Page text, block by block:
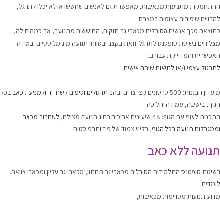
ההתחמקות מתנועות מכאיבות, מאפשרת גם לאנשים שחששו או לא יכלו לתרגל,
להרוויח שיפורים עצומים במצבם.
כתוצאה מכך אנשים הסובלים מכאבי גב חזקים, החוששים מתנועה, אך כמהים לה,
מצליחים בשיטת סופטנס לתרגל. וזאת בקצב ובטווחי תנועה מינימליסטיים ובמידה
האפשרית והמדוייקת עבורם.
לתרגול עצמי ו/או לתיאום שיחה אישית
מועדון הבננות: 500 סרטונים קצרצרים ובהם תרגולים וטיפים לשחרור ולמניעת כאבבכל
הגוף, בישיבה, עמידה והליכה
התכנית לעוף עם הגוף: 48 שיעורים ארוכים בחוג תנועה מצולם,
לשחרור מכאב
וממגבלות תנועה בכל הגוף, בליווי צמוד של פיזיותרפיסטית
תנועה ללא כאב
בשיטת סופטנס התלמידים הסובלים מכאבי גב תחתון, מכאבי גב עליון ומכאבי צוואר,
לומדים
מדוע תנועות מסויימות מכאיבות,